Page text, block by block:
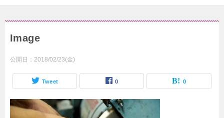
Image
公開日： 2018/02/23(金)
Tweet 0 0